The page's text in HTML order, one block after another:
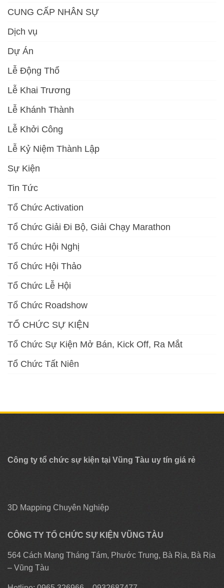
CUNG CẤP NHÂN SỰ
Dịch vụ
Dự Án
Lễ Động Thổ
Lễ Khai Trương
Lễ Khánh Thành
Lễ Khởi Công
Lễ Kỷ Niệm Thành Lập
Sự Kiện
Tin Tức
Tổ Chức Activation
Tổ Chức Giải Đi Bộ, Giải Chạy Marathon
Tổ Chức Hội Nghị
Tổ Chức Hội Thảo
Tổ Chức Lễ Hội
Tổ Chức Roadshow
TỔ CHỨC SỰ KIỆN
Tổ Chức Sự Kiện Mở Bán, Kick Off, Ra Mắt
Tổ Chức Tất Niên
Công ty tổ chức sự kiện tại Vũng Tàu uy tín giá rẻ
3D Mapping Chuyên Nghiệp
CÔNG TY TỔ CHỨC SỰ KIỆN VŨNG TÀU
564 Cách Mạng Tháng Tám, Phước Trung, Bà Rịa, Bà Rịa
– Vũng Tàu